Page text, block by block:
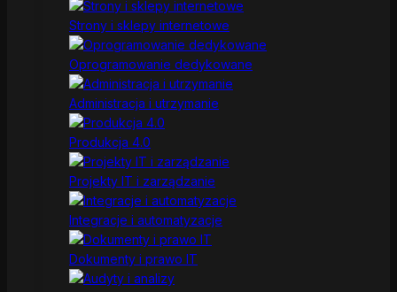
Strony i sklepy internetowe
Oprogramowanie dedykowane
Administracja i utrzymanie
Produkcja 4.0
Projekty IT i zarządzanie
Integracje i automatyzacje
Dokumenty i prawo IT